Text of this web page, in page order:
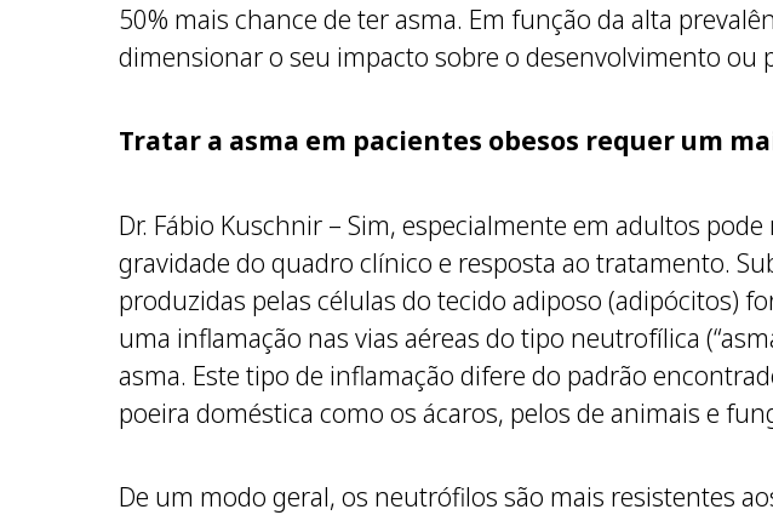
50% mais chance de ter asma. Em função da alta
dimensionar o seu impacto sobre o desenvolvimento ou
Tratar a asma em pacientes obesos requer um
Dr. Fábio Kuschnir – Sim, especialmente em adultos
gravidade do quadro clínico e resposta ao tratamento.
produzidas pelas células do tecido adiposo (adipócitos)
uma inflamação nas vias aéreas do tipo neutrofílica
asma. Este tipo de inflamação difere do padrão
poeira doméstica como os ácaros, pelos de animais e
De um modo geral, os neutrófilos são mais resistentes